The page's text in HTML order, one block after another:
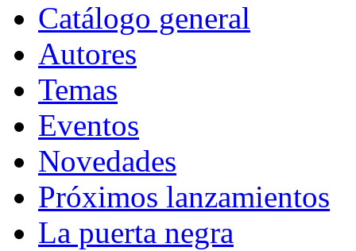
Catálogo general
Autores
Temas
Eventos
Novedades
Próximos lanzamientos
La puerta negra